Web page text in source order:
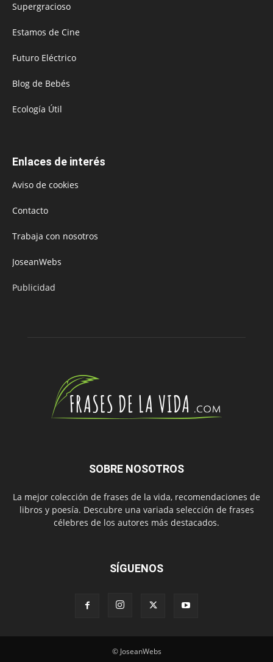
Supergracioso
Estamos de Cine
Futuro Eléctrico
Blog de Bebés
Ecología Útil
Enlaces de interés
Aviso de cookies
Contacto
Trabaja con nosotros
JoseanWebs
Publicidad
SOBRE NOSOTROS
La mejor colección de frases de la vida, recomendaciones de
libros y poesía. Descubre una variada selección de frases
célebres de los autores más destacados.
SÍGUENOS
© JoseanWebs